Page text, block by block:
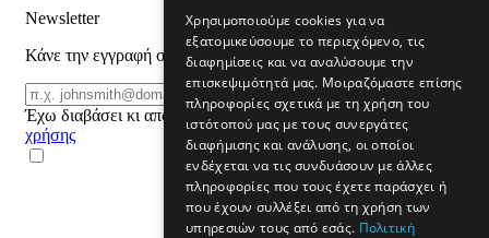
Newsletter
Κάνε την εγγραφή σου και μάθε για προϊόντα και προσφορές
Email
ΕΓΓΡΑΦΗ
Έχω διαβάσει κι αποδέχομαι τους
όρους
χρήσης
Χρησιμοποιούμε cookies για να
εξατομικεύσουμε το περιεχόμενο, τις
διαφημίσεις και να αναλύσουμε την
επισκεψιμότητά μας. Μοιραζόμαστε επίσης
πληροφορίες σχετικά με τη χρήση του
ιστότοπού μας με τους συνεργάτες
διαφήμισης και ανάλυσης, οι οποίοι
ενδέχεται να τις συνδυάσουν με άλλες
πληροφορίες που τους έχετε παράσχει ή
που έχουν συλλέξει από τη χρήση των
υπηρεσιών τους από εσάς. Πολιτική